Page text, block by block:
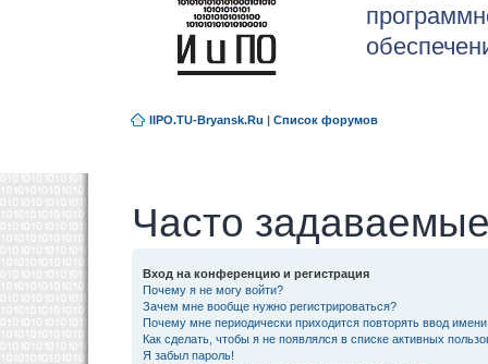
IIPO.TU-Bryansk.Ru | Список форумов
Часто
Вход на конференцию и регистрация
Почему я не могу войти?
Зачем мне вообще нужно регистрироваться?
Почему мне периодически приходится повторять ввод
Как сделать, чтобы я не появлялся в списке активных
Я забыл пароль!